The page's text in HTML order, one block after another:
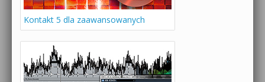
Kontakt 5 dla zaawansowanych